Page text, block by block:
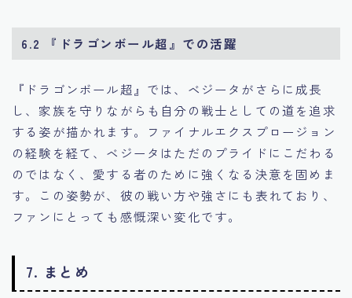
6.2 『ドラゴンボール超』での活躍
『ドラゴンボール超』では、ベジータがさらに成長
し、家族を守りながらも自分の戦士としての道を追求
する姿が描かれます。ファイナルエクスプロージョン
の経験を経て、ベジータはただのプライドにこだわる
のではなく、愛する者のために強くなる決意を固めま
す。この姿勢が、彼の戦い方や強さにも表れており、
ファンにとっても感慨深い変化です。
7. まとめ